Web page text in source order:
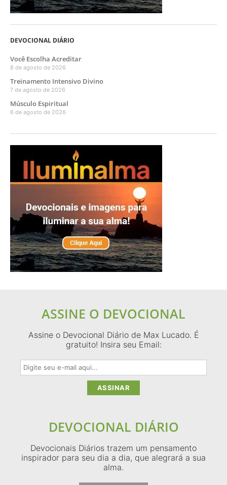
DEVOCIONAL DIÁRIO
Você Escolha Acreditar
8 de agosto de 2026
Treinamento Intensivo Divino
7 de agosto de 2026
Músculo Espiritual
6 de agosto de 2026
ASSINE O DEVOCIONAL
Assine o Devocional Diário de Max Lucado. É
gratuito! Insira seu Email:
DEVOCIONAL DIÁRIO
Devocionais Diários trazem um pensamento
inspirador para seu dia a dia, que alegrará a sua
alma.